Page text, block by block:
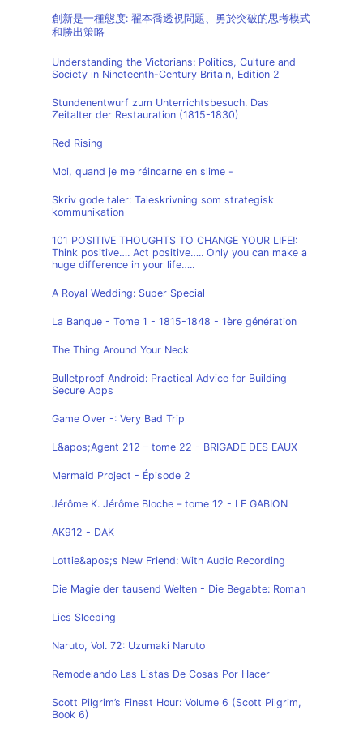
創新是一種態度: 翟本喬透視問題、勇於突破的思考模式
和勝出策略
Understanding the Victorians: Politics, Culture and
Society in Nineteenth-Century Britain, Edition 2
Stundenentwurf zum Unterrichtsbesuch. Das
Zeitalter der Restauration (1815-1830)
Red Rising
Moi, quand je me réincarne en slime -
Skriv gode taler: Taleskrivning som strategisk
kommunikation
101 POSITIVE THOUGHTS TO CHANGE YOUR LIFE!:
Think positive…. Act positive….. Only you can make a
huge difference in your life…..
A Royal Wedding: Super Special
La Banque - Tome 1 - 1815-1848 - 1ère génération
The Thing Around Your Neck
Bulletproof Android: Practical Advice for Building
Secure Apps
Game Over -: Very Bad Trip
L&apos;Agent 212 – tome 22 - BRIGADE DES EAUX
Mermaid Project - Épisode 2
Jérôme K. Jérôme Bloche – tome 12 - LE GABION
AK912 - DAK
Lottie&apos;s New Friend: With Audio Recording
Die Magie der tausend Welten - Die Begabte: Roman
Lies Sleeping
Naruto, Vol. 72: Uzumaki Naruto
Remodelando Las Listas De Cosas Por Hacer
Scott Pilgrim’s Finest Hour: Volume 6 (Scott Pilgrim,
Book 6)